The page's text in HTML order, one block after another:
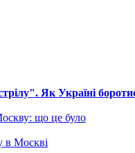
Як Україні
що це було
в Москві